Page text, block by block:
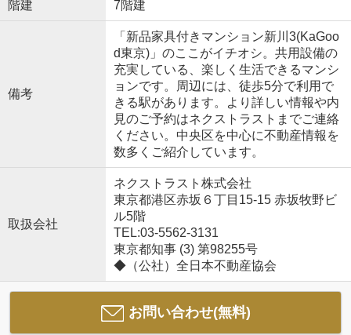
階建 7階建
備考
「新品家具付きマンション新川3(KaGoo
d東京)」のここがイチオシ。共用設備の
充実している、楽しく生活できるマンシ
ョンです。周辺には、徒歩5分で利用で
きる駅があります。より詳しい情報や内
見のご予約はネクストラストまでご連絡
ください。中央区を中心に不動産情報を
数多くご紹介しています。
取扱会社
ネクストラスト株式会社
東京都港区赤坂６丁目15-15 赤坂牧野ビ
ル5階
TEL:03-5562-3131
東京都知事 (3) 第98255号
◆（公社）全日本不動産協会
お問い合わせ(無料)